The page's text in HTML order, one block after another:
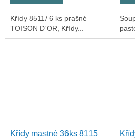
Křídy 8511/ 6 ks prašné
TOISON D'OR, Křídy...
Křídy mastné 36ks 8115